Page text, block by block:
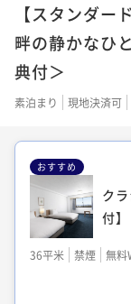
エグ
ン
36平米 禁煙
36平米 禁煙 無料
ン
36平米 禁煙 無料
【スタンダー
畔の静かなひ
典付＞
素泊まり 現地決済可
おすすめ
ク
付】
36平米 禁煙 無料